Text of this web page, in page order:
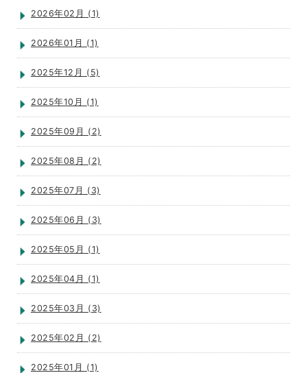
2026年02月 (1)
2026年01月 (1)
2025年12月 (5)
2025年10月 (1)
2025年09月 (2)
2025年08月 (2)
2025年07月 (3)
2025年06月 (3)
2025年05月 (1)
2025年04月 (1)
2025年03月 (3)
2025年02月 (2)
2025年01月 (1)